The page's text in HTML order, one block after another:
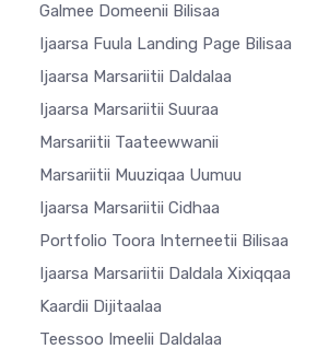
Galmee Domeenii Bilisaa
Ijaarsa Fuula Landing Page Bilisaa
Ijaarsa Marsariitii Daldalaa
Ijaarsa Marsariitii Suuraa
Marsariitii Taateewwanii
Marsariitii Muuziqaa Uumuu
Ijaarsa Marsariitii Cidhaa
Portfolio Toora Interneetii Bilisaa
Ijaarsa Marsariitii Daldala Xixiqqaa
Kaardii Dijitaalaa
Teessoo Imeelii Daldalaa